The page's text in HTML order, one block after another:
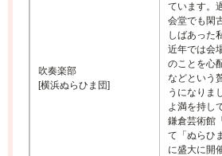
吹奏楽部
[横浜ぬらひま団]
ています。
会堂でも閑
しばあった
近年では会
のことを心
などという
うになりま
よ満を持し
鎌倉芸術館
て「ぬらひ
に盛大に開